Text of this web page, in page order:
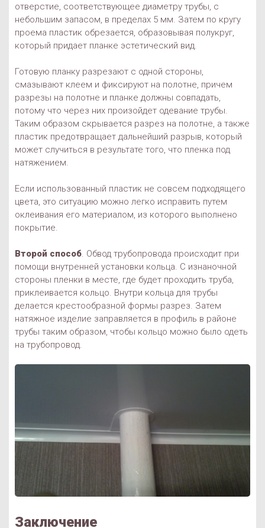
отверстие, соответствующее диаметру трубы, с
небольшим запасом, в пределах 5 мм. Затем по кругу
проема пластик обрезается, образовывая полукруг,
который придает планке эстетический вид.
Готовую планку разрезают с одной стороны,
смазывают клеем и фиксируют на полотне, причем
разрезы на полотне и планке должны совпадать,
потому что через них произойдет одевание трубы.
Таким образом скрывается разрез на полотне, а также
пластик предотвращает дальнейший разрыв, который
может случиться в результате того, что пленка под
натяжением.
Если использованный пластик не совсем подходящего
цвета, это ситуацию можно легко исправить путем
оклеивания его материалом, из которого выполнено
покрытие.
Второй способ. Обвод трубопровода происходит при
помощи внутренней установки кольца. С изнаночной
стороны пленки в месте, где будет проходить труба,
приклеивается кольцо. Внутри кольца для трубы
делается крестообразной формы разрез. Затем
натяжное изделие заправляется в профиль в районе
трубы таким образом, чтобы кольцо можно было одеть
на трубопровод.
Заключение